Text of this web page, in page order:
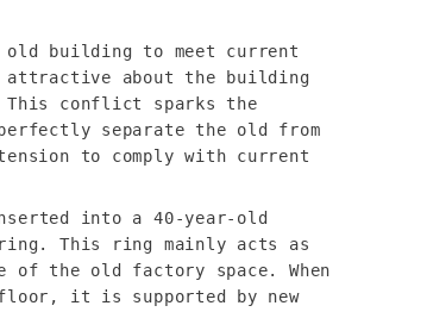
building to meet current
about the building
conflict sparks the
separate the old from
to comply with current
into a 40-year-old
This ring mainly acts as
the old factory space. When
it is supported by new